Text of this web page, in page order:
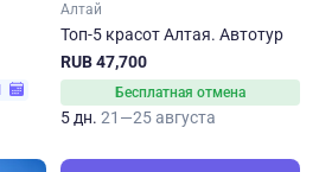
Алтай
Топ-5 красот Алтая. Автотур
RUB 47,700
Бесплатная отмена
5 дн. 21—25 августа